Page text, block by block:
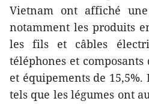
Vietnam ont affiché
notamment les produits
les fils et câbles
téléphones et
et équipements de
tels que les légumes ont